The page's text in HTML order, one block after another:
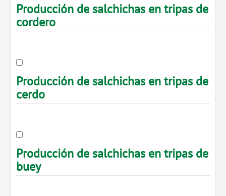
Producción de salchichas en tripas de
cordero
Producción de salchichas en tripas de
cerdo
Producción de salchichas en tripas de
buey